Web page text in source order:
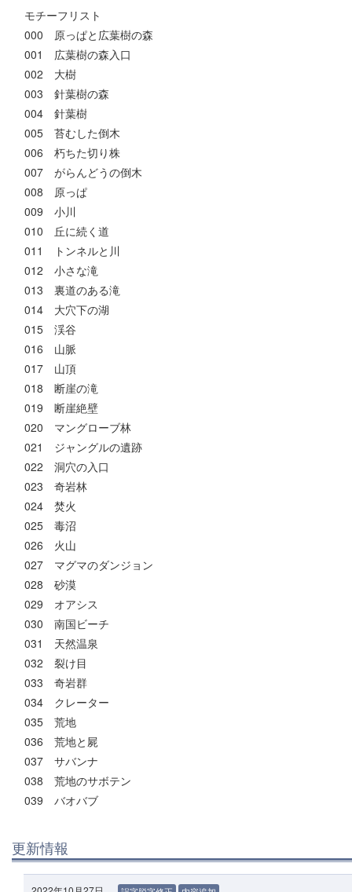
モチーフリスト
000 原っぱと広葉樹の森
001 広葉樹の森入口
002 大樹
003 針葉樹の森
004 針葉樹
005 苔むした倒木
006 朽ちた切り株
007 がらんどうの倒木
008 原っぱ
009 小川
010 丘に続く道
011 トンネルと川
012 小さな滝
013 裏道のある滝
014 大穴下の湖
015 渓谷
016 山脈
017 山頂
018 断崖の滝
019 断崖絶壁
020 マングローブ林
021 ジャングルの遺跡
022 洞穴の入口
023 奇岩林
024 焚火
025 毒沼
026 火山
027 マグマのダンジョン
028 砂漠
029 オアシス
030 南国ビーチ
031 天然温泉
032 裂け目
033 奇岩群
034 クレーター
035 荒地
036 荒地と屍
037 サバンナ
038 荒地のサボテン
039 バオバブ
更新情報